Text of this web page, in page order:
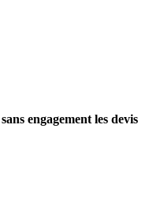
sans engagement les devis